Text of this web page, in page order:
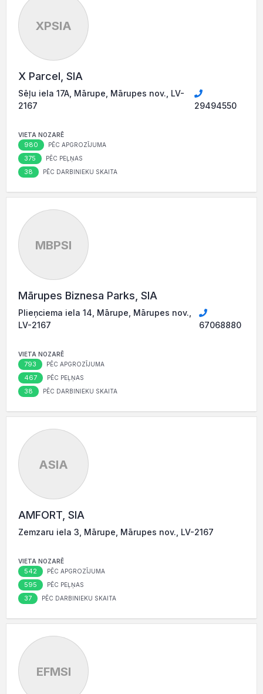
XPSIA
X Parcel, SIA
Sēļu iela 17A, Mārupe, Mārupes nov., LV-
2167
29494550
VIETA NOZARĒ
980 PĒC APGROZĪJUMA
375 PĒC PEĻŅAS
38 PĒC DARBINIEKU SKAITA
MBPSI
Mārupes Biznesa Parks, SIA
Plieņciema iela 14, Mārupe, Mārupes nov.,
LV-2167
67068880
VIETA NOZARĒ
793 PĒC APGROZĪJUMA
467 PĒC PEĻŅAS
38 PĒC DARBINIEKU SKAITA
ASIA
AMFORT, SIA
Zemzaru iela 3, Mārupe, Mārupes nov., LV-2167
VIETA NOZARĒ
542 PĒC APGROZĪJUMA
595 PĒC PEĻŅAS
37 PĒC DARBINIEKU SKAITA
EFMSI